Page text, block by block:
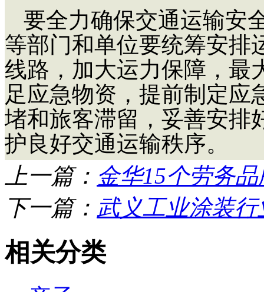
要全力确保交通运输安
等部门和单位要统筹安排
线路，加大运力保障，最
足应急物资，提前制定应
堵和旅客滞留，妥善安排
护良好交通运输秩序。
上一篇： 金华15个劳务
下一篇： 武义工业涂装行
相关分类